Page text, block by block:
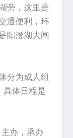
旁，这里是
通便利，环
阳澄湖大闸
分为成人组
具体日程是
办，承办